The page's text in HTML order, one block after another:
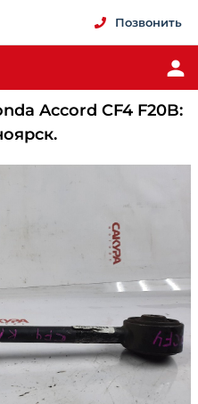
Позвонить
Accord CF4 F20B: